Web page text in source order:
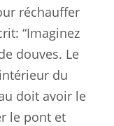
réchauffer
“Imaginez
douves. Le
du
doit avoir le
le pont et